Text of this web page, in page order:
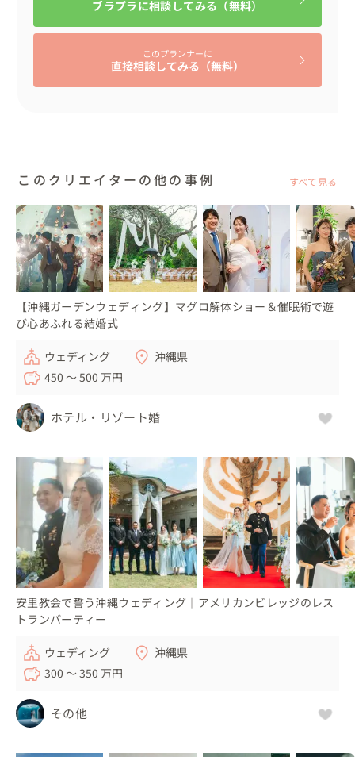
また、SNSで話題の演出なども幅広く対応可能です🍸
「こんなことをやってみたいけど実現できるかな？」とい
ったご相談も、ぜひお聞かせください。
ブラプラに相談してみる（無料）
このプランナーに
直接相談してみる（無料）
このクリエイターの他の事例 すべて見る
【沖縄ガーデンウェディング】マグロ解体ショー＆催眠術で遊
び心あふれる結婚式
ウェディング
沖縄県
450 〜 500 万円
ホテル・リゾート婚
安里教会で誓う沖縄ウェディング｜アメリカンビレッジのレス
トランパーティー
ウェディング
沖縄県
300 〜 350 万円
その他